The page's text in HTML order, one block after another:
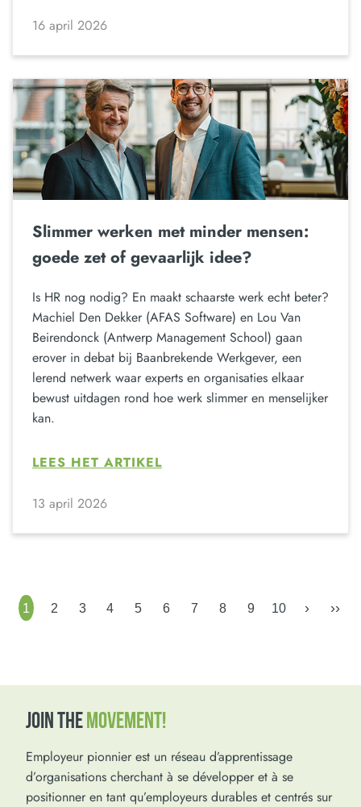
16 april 2026
Slimmer werken met minder mensen:
goede zet of gevaarlijk idee?
Is HR nog nodig? En maakt schaarste werk echt beter?
Machiel Den Dekker (AFAS Software) en Lou Van
Beirendonck (Antwerp Management School) gaan
erover in debat bij Baanbrekende Werkgever, een
lerend netwerk waar experts en organisaties elkaar
bewust uitdagen rond hoe werk slimmer en menselijker
kan.
LEES HET ARTIKEL
13 april 2026
1 2 3 4 5 6 7 8 9 10 › ››
JOIN THEMOVEMENT!
Employeur pionnier est un réseau d’apprentissage
d’organisations cherchant à se développer et à se
positionner en tant qu’employeurs durables et centrés sur